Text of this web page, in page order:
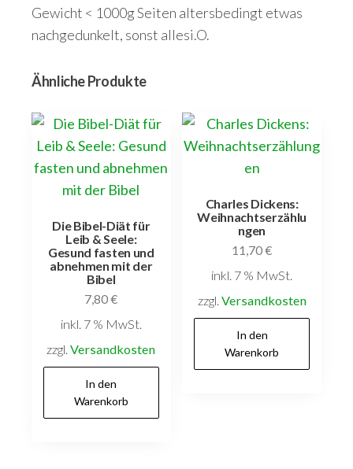
Gewicht < 1000g Seiten altersbedingt etwas
nachgedunkelt, sonst allesi.O.
Ähnliche Produkte
Die Bibel-Diät für
Leib & Seele:
Gesund fasten und
abnehmen mit der
Bibel
7,80€
inkl. 7 % MwSt.
zzgl.Versandkosten
In den
Warenkorb
Charles Dickens:
Weihnachtserzählu
ngen
11,70€
inkl. 7 % MwSt.
zzgl. Versandkosten
In den
Warenkorb